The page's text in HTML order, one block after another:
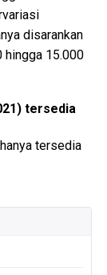
disarankan
hingga 15.000
tersedia
tersedia